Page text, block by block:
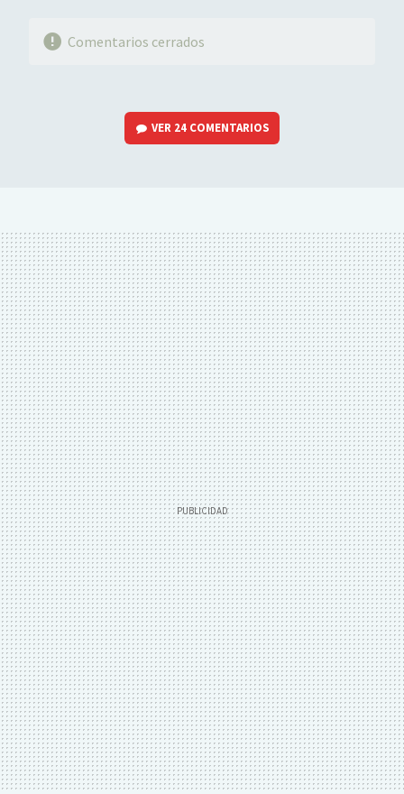
Comentarios cerrados
VER 24 COMENTARIOS